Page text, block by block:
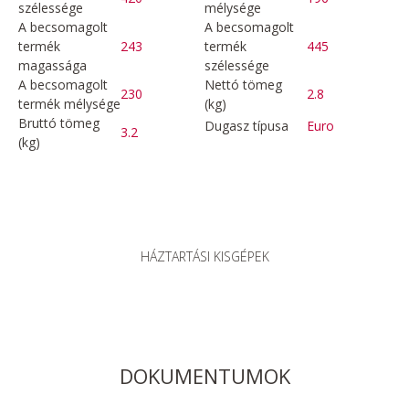
szélessége
mélysége
A becsomagolt
termék
magassága
243
A becsomagolt
termék
szélessége
445
A becsomagolt
termék mélysége
230
Nettó tömeg
(kg)
2.8
Bruttó tömeg
(kg)
3.2 Dugasz típusa Euro
HÁZTARTÁSI KISGÉPEK
DOKUMENTUMOK